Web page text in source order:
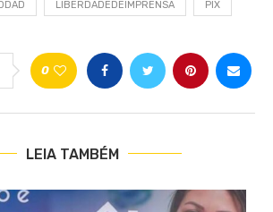
LIBERDADEDEIMPRENSA PIX
0
LEIA TAMBÉM